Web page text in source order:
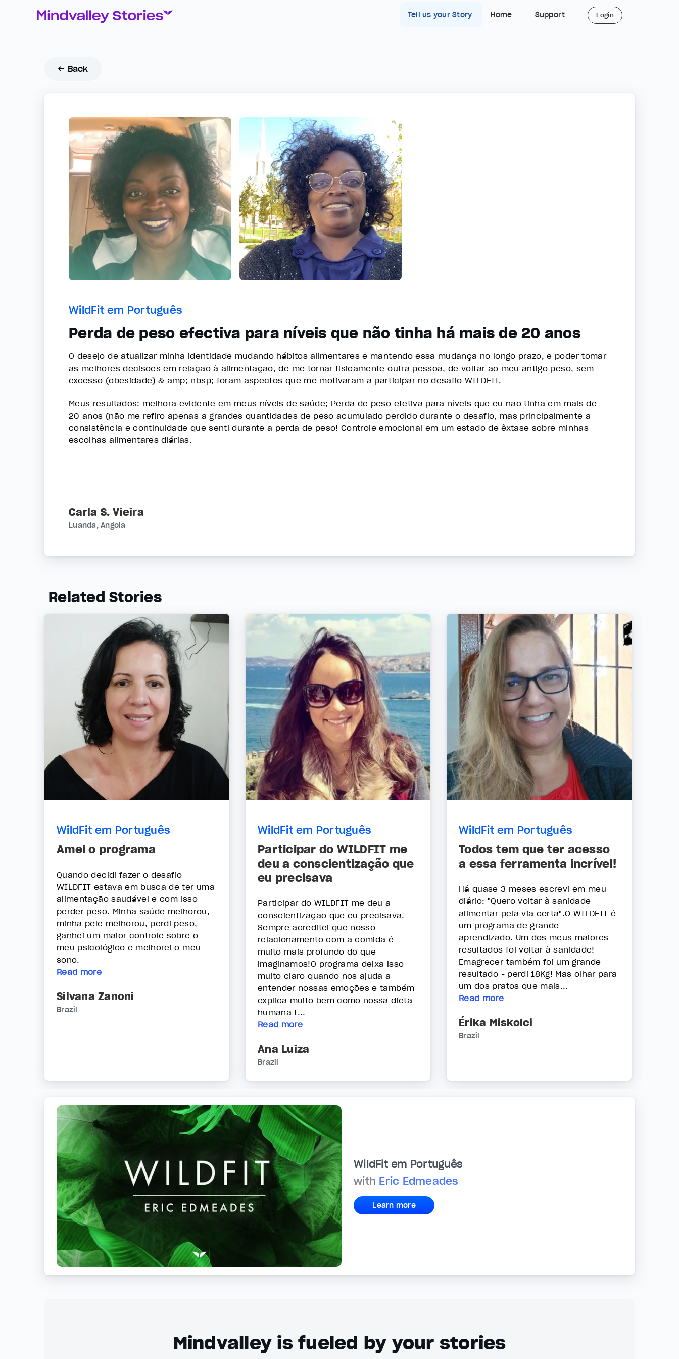
Tell us your Story Home Support Login
← Back
WildFit em Português
Perda de peso efectiva para níveis que não tinha há mais de 20 anos
O desejo de atualizar minha identidade mudando hábitos alimentares e mantendo essa mudança no longo prazo, e poder tomar
as melhores decisões em relação à alimentação, de me tornar fisicamente outra pessoa, de voltar ao meu antigo peso, sem
excesso (obesidade) & amp; nbsp; foram aspectos que me motivaram a participar no desafio WILDFIT.
Meus resultados: melhora evidente em meus níveis de saúde; Perda de peso efetiva para níveis que eu não tinha em mais de
20 anos (não me refiro apenas a grandes quantidades de peso acumulado perdido durante o desafio, mas principalmente a
consistência e continuidade que senti durante a perda de peso! Controle emocional em um estado de êxtase sobre minhas
escolhas alimentares diárias.
Carla S. Vieira
Luanda, Angola
Related Stories
WildFit em Português
Amei o programa
Quando decidi fazer o desafio
WILDFIT estava em busca de ter uma
alimentação saudável e com isso
perder peso. Minha saúde melhorou,
minha pele melhorou, perdi peso,
ganhei um maior controle sobre o
meu psicológico e melhorei o meu
sono.
Read more
Silvana Zanoni
Brazil
WildFit em Português
Participar do WILDFIT me
deu a conscientização que
eu precisava
Participar do WILDFIT me deu a
conscientização que eu precisava.
Sempre acreditei que nosso
relacionamento com a comida é
muito mais profundo do que
imaginamos!O programa deixa isso
muito claro quando nos ajuda a
entender nossas emoções e também
explica muito bem como nossa dieta
humana t...
Read more
Ana Luiza
Brazil
WildFit em Português
Todos tem que ter acesso
a essa ferramenta incrível!
Há quase 3 meses escrevi em meu
diário: "Quero voltar à sanidade
alimentar pela via certa".O WILDFIT é
um programa de grande
aprendizado. Um dos meus maiores
resultados foi voltar à sanidade!
Emagrecer também foi um grande
resultado - perdi 18Kg! Mas olhar para
um dos pratos que mais...
Read more
Érika Miskolci
Brazil
WildFit em Português
with Eric Edmeades
Learn more
Mindvalley is fueled by your stories